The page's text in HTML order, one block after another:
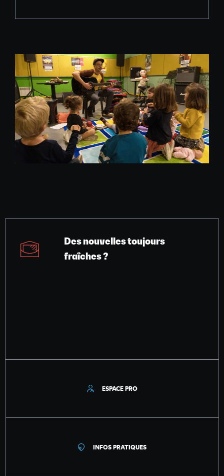
Des nouvelles toujours
fraîches ?
ESPACE PRO
INFOS PRATIQUES